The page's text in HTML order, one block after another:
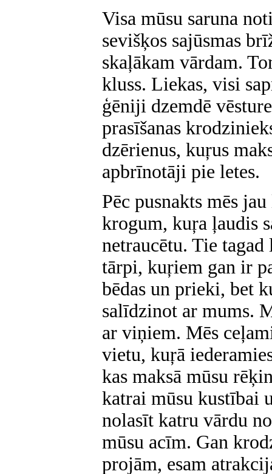
Visa mūsu saruna
sevišķos sajūsmas
skaļākam vārdam.
kluss. Liekas, visi
ģēniji dzemdē
prasīšanas
dzērienus, kuŗus
apbrīnotāji pie letes.
Pēc pusnakts mēs
krogum, kuŗa ļaudis
netraucētu. Tie
tārpi, kuŗiem gan ir
bēdas un prieki, bet
salīdzinot ar mums.
ar viņiem. Mēs
vietu, kuŗā
kas maksā mūsu
katrai mūsu kustībai
nolasīt katru vārdu
mūsu acīm. Gan
projām, esam